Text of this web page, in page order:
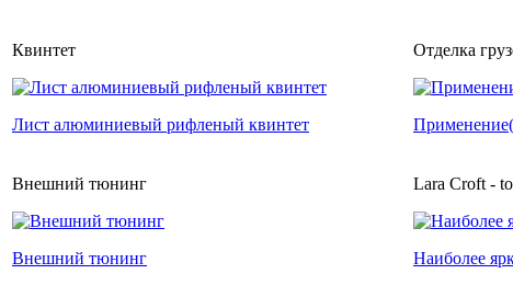
Квинтет
Лист алюминиевый рифленый квинтет
Отделка
Внешний тюнинг
Внешний тюнинг
Lara Croft -
Наиболее